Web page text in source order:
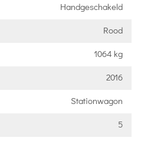
Handgeschakeld
Rood
1064 kg
2016
Stationwagon
5